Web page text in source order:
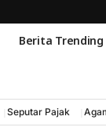
Berita Trending
Seputar Pajak